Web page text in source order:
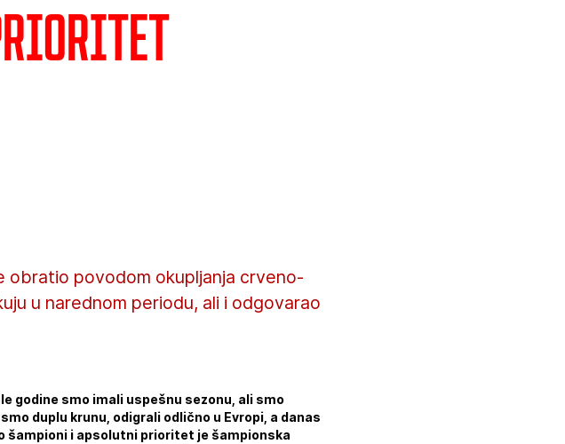
povodom okupljanja crveno-
u narednom periodu, ali i odgovarao
godine smo imali uspešnu sezonu, ali smo
duplu krunu, odigrali odlično u Evropi, a danas
šampioni i apsolutni prioritet je šampionska